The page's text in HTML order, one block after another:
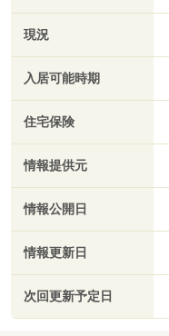
現況
入居可能時期
住宅保険
情報提供元
情報公開日
情報更新日
次回更新予定日